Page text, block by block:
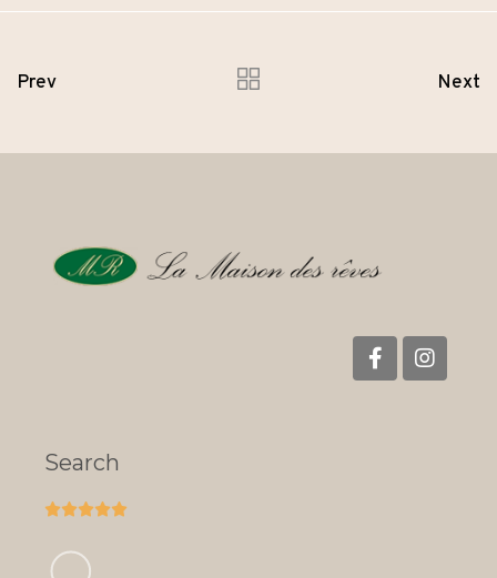
Prev Next
Search
